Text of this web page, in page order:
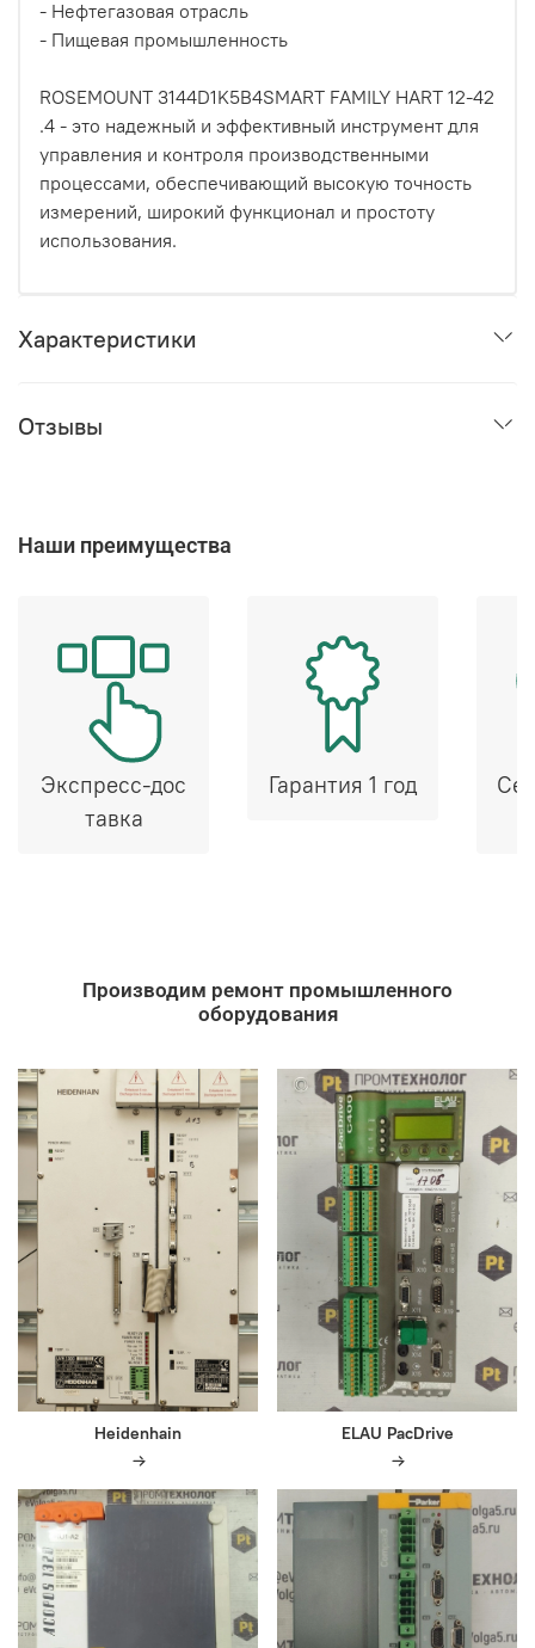
- Нефтегазовая отрасль
- Пищевая промышленность
ROSEMOUNT 3144D1K5B4SMART FAMILY HART 12-42
.4 - это надежный и эффективный инструмент для
управления и контроля производственными
процессами, обеспечивающий высокую точность
измерений, широкий функционал и простоту
использования.
Характеристики
Отзывы
Наши преимущества
Экспресс-дос
тавка
Гарантия 1 год
Производим ремонт промышленного
оборудования
Heidenhain ELAU PacDrive